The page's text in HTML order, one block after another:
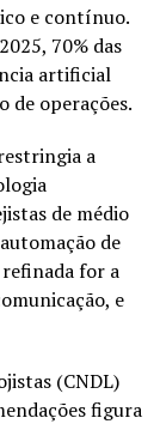
e contínuo.
70% das
artificial
de operações.
a
de médio
de
for a
e
(CNDL)
figura